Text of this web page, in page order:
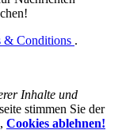
& Conditions .
Inhalte und
stimmen Sie der
, Cookies ablehnen!